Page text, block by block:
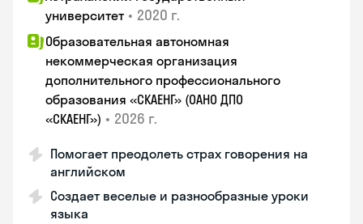
университет • 2020 г.
Образовательная автономная
некоммерческая организация
дополнительного профессионального
образования «СКАЕНГ» (ОАНО ДПО
«СКАЕНГ») • 2026 г.
Помогает преодолеть страх говорения на
английском
Создает веселые и разнообразные уроки
языка